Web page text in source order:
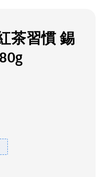
茶習慣 錫